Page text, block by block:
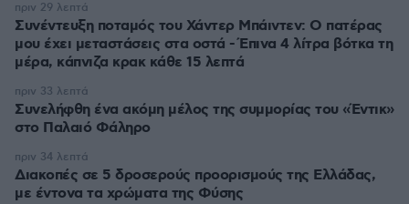
Συνέντευξη ποταμός του Χάντερ Μπάιντεν: Ο πατέρας
μου έχει μεταστάσεις στα οστά - Έπινα 4 λίτρα βότκα τη
μέρα, κάπνιζα κρακ κάθε 15 λεπτά
πριν 29 λεπτά
Συνελήφθη ένα ακόμη μέλος της συμμορίας του «Έντικ»
στο Παλαιό Φάληρο
πριν 33 λεπτά
Διακοπές σε 5 δροσερούς προορισμούς της Ελλάδας,
με έντονα τα χρώματα της Φύσης
πριν 34 λεπτά